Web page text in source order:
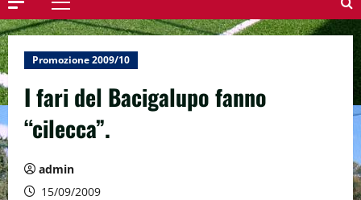
Menu
principale
Promozione 2009/10
I fari del Bacigalupo fanno
“cilecca”.
admin
15/09/2009